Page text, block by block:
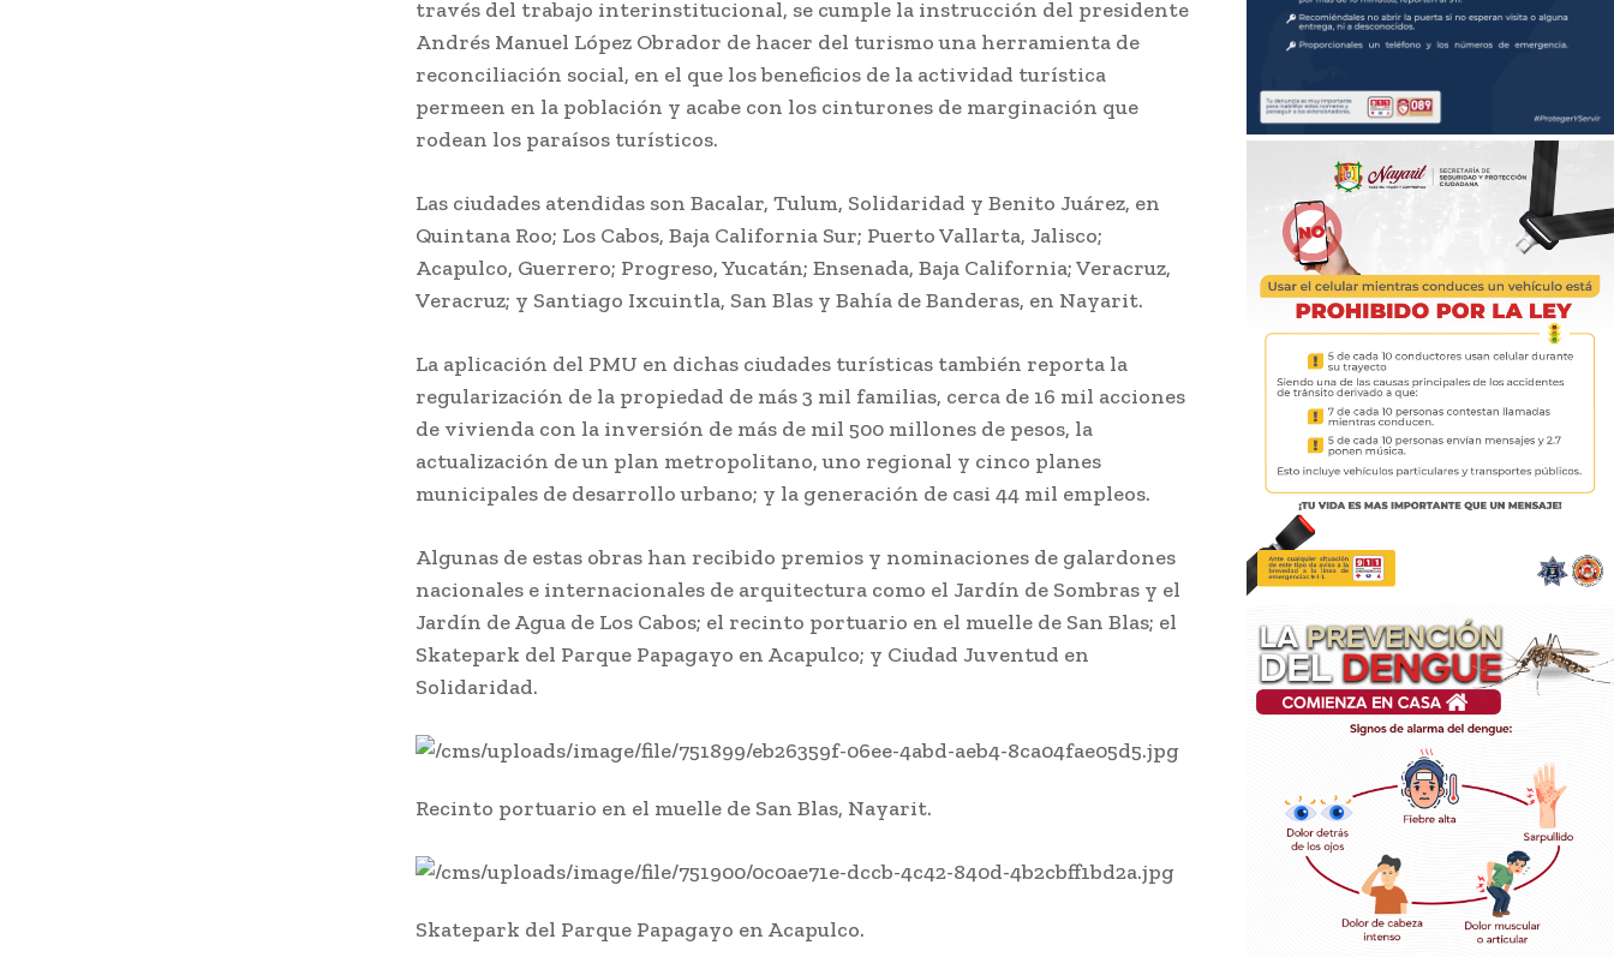
través del trabajo interinstitucional, se cumple la instrucción del presidente
Andrés Manuel López Obrador de hacer del turismo una herramienta de
reconciliación social, en el que los beneficios de la actividad turística
permeen en la población y acabe con los cinturones de marginación que
rodean los paraísos turísticos.
Las ciudades atendidas son Bacalar, Tulum, Solidaridad y Benito Juárez, en
Quintana Roo; Los Cabos, Baja California Sur; Puerto Vallarta, Jalisco;
Acapulco, Guerrero; Progreso, Yucatán; Ensenada, Baja California; Veracruz,
Veracruz; y Santiago Ixcuintla, San Blas y Bahía de Banderas, en Nayarit.
La aplicación del PMU en dichas ciudades turísticas también reporta la
regularización de la propiedad de más 3 mil familias, cerca de 16 mil acciones
de vivienda con la inversión de más de mil 500 millones de pesos, la
actualización de un plan metropolitano, uno regional y cinco planes
municipales de desarrollo urbano; y la generación de casi 44 mil empleos.
Algunas de estas obras han recibido premios y nominaciones de galardones
nacionales e internacionales de arquitectura como el Jardín de Sombras y el
Jardín de Agua de Los Cabos; el recinto portuario en el muelle de San Blas; el
Skatepark del Parque Papagayo en Acapulco; y Ciudad Juventud en
Solidaridad.
Recinto portuario en el muelle de San Blas, Nayarit.
Skatepark del Parque Papagayo en Acapulco.